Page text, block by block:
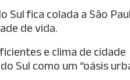
Sul fica colada a São
de vida.
e clima de cidade
Sul como um “oásis